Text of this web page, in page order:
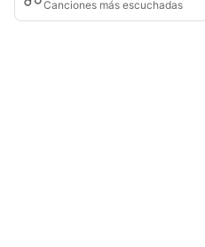
Canciones más escuchadas